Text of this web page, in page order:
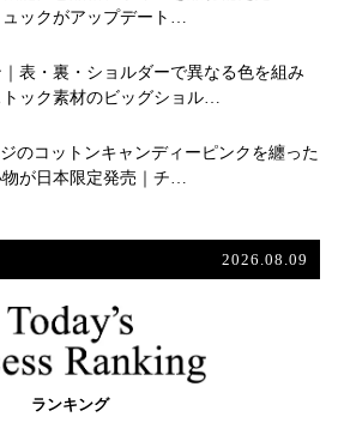
ュックがアップデート…
表・裏・ショルダーで異なる色を組み
ック素材のビッグショル…
のコットンキャンディーピンクを纏った
が日本限定発売｜チ…
2026.08.09
ランキング